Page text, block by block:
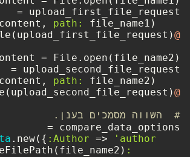
path:
file_name1)
@words_api
path:
file_name2)
@words_api
#  השווה מסמכים בענן.
.new({ :Author => 'author'
:FileReference